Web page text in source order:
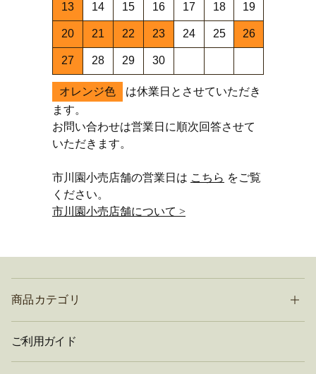
13 14 15 16 17 18 19
20 21 22 23 24 25 26
27 28 29 30
オレンジ色
は休業日とさせていただき
ます。
お問い合わせは営業日に順次回答させて
いただきます。
市川園小売店舗の営業日は こちら をご覧
ください。
市川園小売店舗について >
商品カテゴリ
ご利用ガイド